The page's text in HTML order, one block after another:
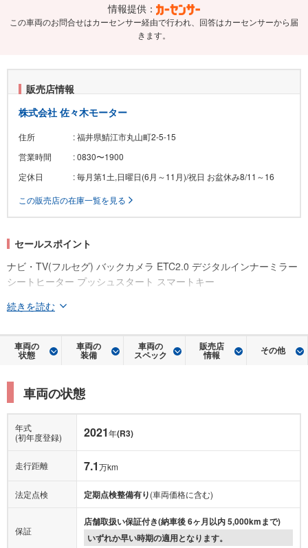
情報提供：
この車両のお問合せはカーセンサー経由で行われ、回答はカーセンサーから届
きます。
販売店情報
株式会社 佐々木モーター
住所
: 福井県鯖江市丸山町2-5-15
営業時間
: 0830〜1900
定休日
: 毎月第1土,日曜日(6月～11月)/祝日 お盆休み8/11～16
この販売店の在庫一覧を見る
セールスポイント
ナビ・TV(フルセグ) バックカメラ ETC2.0 デジタルインナーミラー
シートヒーター プッシュスタート スマートキー
続きを読む
車両の
状態
車両の
装備
車両の
スペック
販売店
情報 その他
車両の状態
年式
(初年度登録)
2021年(R3)
走行距離 7.1万km
法定点検 定期点検整備有り(車両価格に含む)
保証
店舗取扱い保証付き(納車後 6ヶ月以内 5,000kmまで)
いずれか早い時期の適用となります。